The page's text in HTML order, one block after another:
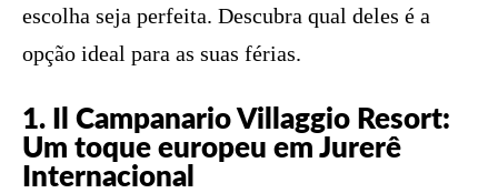
escolha seja perfeita. Descubra qual deles é a
opção ideal para as suas férias.
1. Il Campanario Villaggio Resort:
Um toque europeu em Jurerê
Internacional